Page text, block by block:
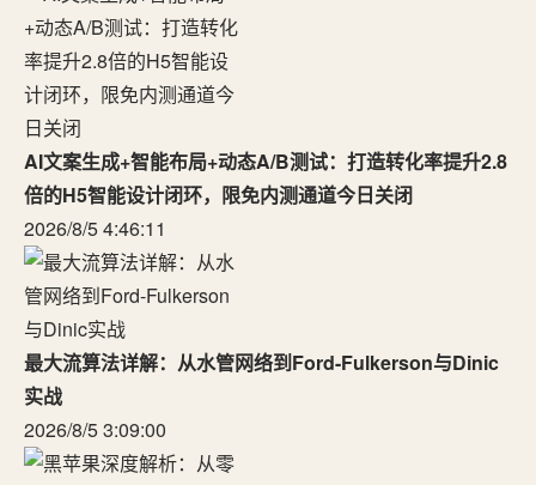
AI文案生成+智能布局+动态A/B测试：打造转化率提升2.8
倍的H5智能设计闭环，限免内测通道今日关闭
2026/8/5 4:46:11
最大流算法详解：从水管网络到Ford-Fulkerson与Dinic
实战
2026/8/5 3:09:00